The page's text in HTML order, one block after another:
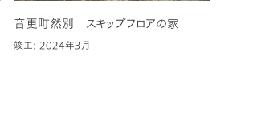
音更町然別 スキップフロアの家
竣工: 2024年3月